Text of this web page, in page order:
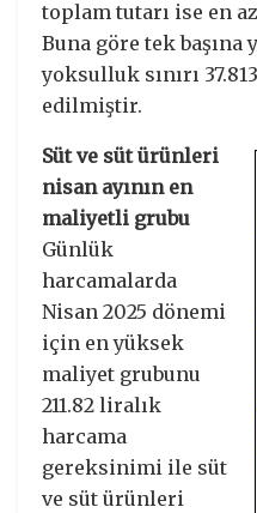
toplam tutarı ise en
Buna göre tek
yoksulluk sınırı
edilmiştir.
Süt ve süt ürünleri
nisan ayının en
maliyetli grubu
Günlük
harcamalarda
Nisan 2025 dönemi
için en yüksek
maliyet grubunu
211.82 liralık
harcama
gereksinimi ile süt
ve süt ürünleri